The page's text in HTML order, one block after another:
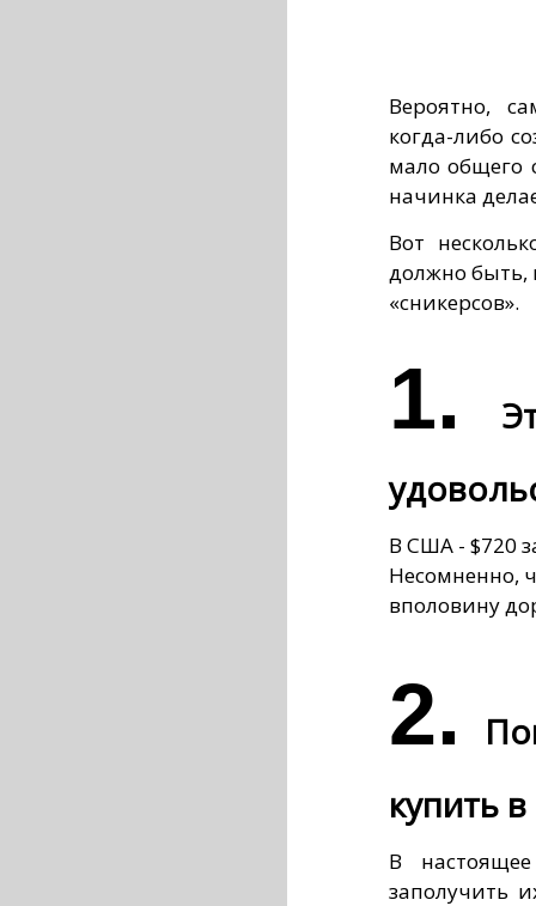
Вероятно,
когда-либо
мало общего
начинка
Вот
должно быть,
«сникерсов».
1.
В США - $720
Несомненно,
вполовину
2.
купить
В
заполучить